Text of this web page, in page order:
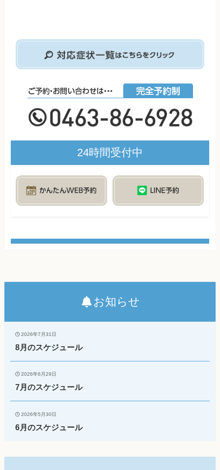
24時間受付中
お知らせ
2026年7月31日
8月のスケジュール
2026年6月29日
7月のスケジュール
2026年5月30日
6月のスケジュール